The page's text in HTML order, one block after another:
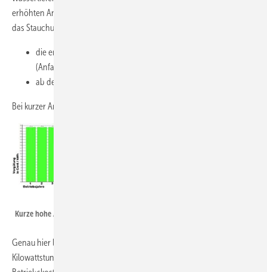
erhöhten Anfangsvergütung nicht. Wird also vom Windpark-Betreiber
das Stauchungsmodell gewählt, so erhält er in diesem Rechenbeispiel:
die ersten 8 Betriebsjahre lang 19,4 Cent/kWh
(Anfangsvergütung)
ab dem 9. Betriebsjahr 3,9 Cent/kWh
Bei kurzer Anfangsvergütung sähe dies so aus:
Kurze hohe Anfangsvergütung
Genau hier liegt das Problem, die Vergütung von 3,9 Cent pro
Kilowattstunde wird - wenn überhaupt - nur genügen, um die